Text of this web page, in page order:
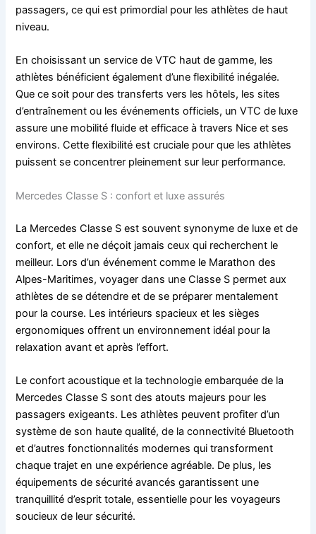
passagers, ce qui est primordial pour les athlètes de haut
niveau.
En choisissant un service de VTC haut de gamme, les
athlètes bénéficient également d’une flexibilité inégalée.
Que ce soit pour des transferts vers les hôtels, les sites
d’entraînement ou les événements officiels, un VTC de luxe
assure une mobilité fluide et efficace à travers Nice et ses
environs. Cette flexibilité est cruciale pour que les athlètes
puissent se concentrer pleinement sur leur performance.
Mercedes Classe S : confort et luxe assurés
La Mercedes Classe S est souvent synonyme de luxe et de
confort, et elle ne déçoit jamais ceux qui recherchent le
meilleur. Lors d’un événement comme le Marathon des
Alpes-Maritimes, voyager dans une Classe S permet aux
athlètes de se détendre et de se préparer mentalement
pour la course. Les intérieurs spacieux et les sièges
ergonomiques offrent un environnement idéal pour la
relaxation avant et après l’effort.
Le confort acoustique et la technologie embarquée de la
Mercedes Classe S sont des atouts majeurs pour les
passagers exigeants. Les athlètes peuvent profiter d’un
système de son haute qualité, de la connectivité Bluetooth
et d’autres fonctionnalités modernes qui transforment
chaque trajet en une expérience agréable. De plus, les
équipements de sécurité avancés garantissent une
tranquillité d’esprit totale, essentielle pour les voyageurs
soucieux de leur sécurité.